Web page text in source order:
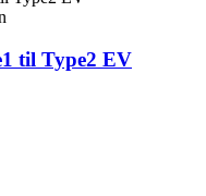
til Type2 EV